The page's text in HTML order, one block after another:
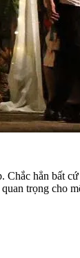
hẳn bất
trọng cho